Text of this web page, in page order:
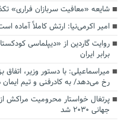
شایعه «معافیت سربازان فراری»
امیر اکرمی‌نیا: ارتش کاملاً آماده
روایت گاردین از «دیپلماسی
برابر ایران
میراسماعیلی: با دستور وزیر، اتفاق
رخ می‌دهد/ به کادرفنی و تیم ایمان
پرتغال خواستار محرومیت مراکش
جهانی ۲۰۳۰ شد